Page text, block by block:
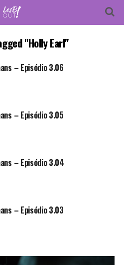
"Holly Earl"
– Episódio 3.06
– Episódio 3.05
– Episódio 3.04
– Episódio 3.03